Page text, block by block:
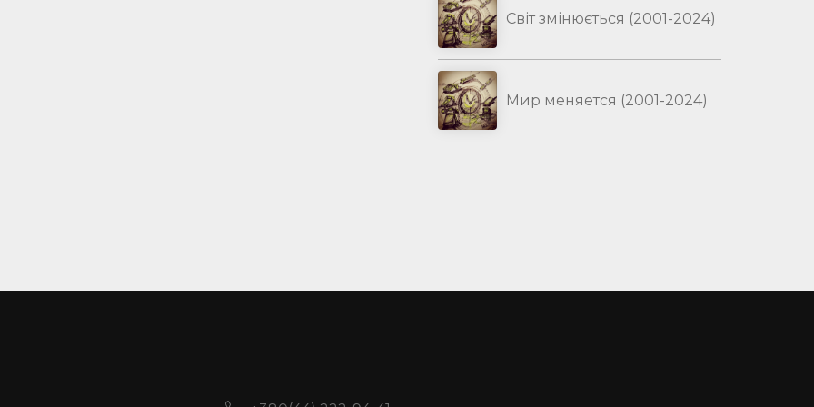
Світ змінюється (2001-2024)
Мир меняется (2001-2024)